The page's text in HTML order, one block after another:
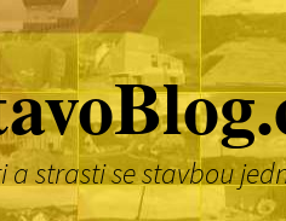
a strasti se stavbou